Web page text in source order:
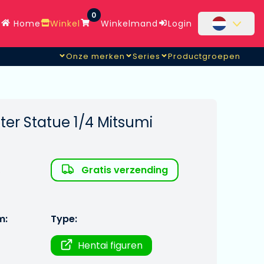
Home Winkel
0
Winkelmand Login
Onze merken Series Productgroepen
Statue 1/4 Mitsumi
Gratis verzending
Type:
Hentai figuren